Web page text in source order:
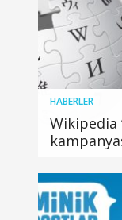
HABERLER
Wikipedia